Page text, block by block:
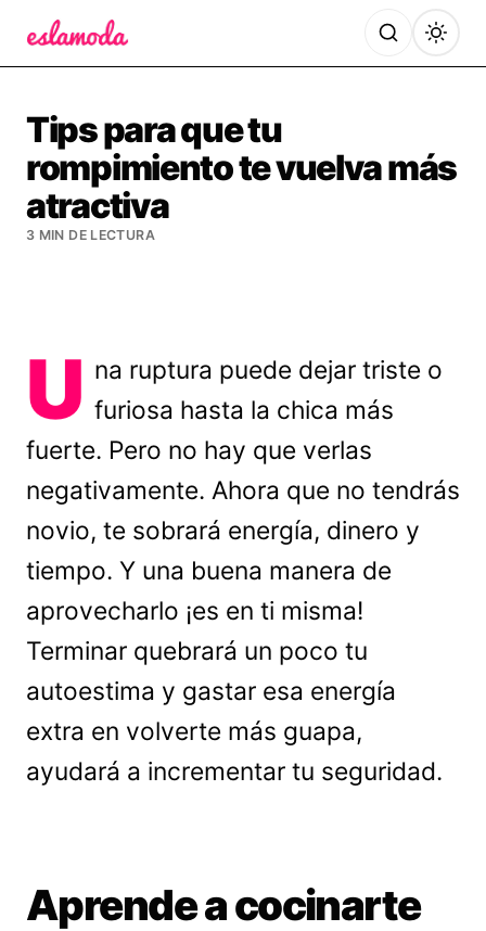
Tips para que tu
rompimiento te vuelva más
atractiva
3 MIN DE LECTURA
U na ruptura puede dejar triste o
furiosa hasta la chica más
fuerte. Pero no hay que verlas
negativamente. Ahora que no tendrás
novio, te sobrará energía, dinero y
tiempo. Y una buena manera de
aprovecharlo ¡es en ti misma!
Terminar quebrará un poco tu
autoestima y gastar esa energía
extra en volverte más guapa,
ayudará a incrementar tu seguridad.
Aprende a cocinarte